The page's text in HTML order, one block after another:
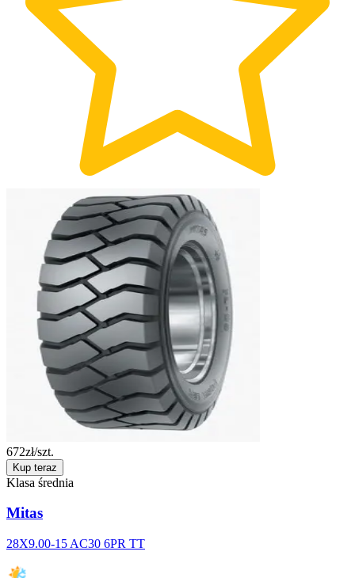
672zł/szt.
Kup teraz
Klasa średnia
Mitas
28X9.00-15 AC30 6PR TT